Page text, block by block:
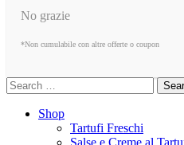
No grazie
*Non cumulabile con altre offerte o coupon
Shop
Tartufi Freschi